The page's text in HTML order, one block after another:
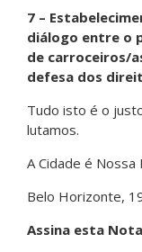
7 –
diálogo entre o
de carroceiros/
defesa dos
Tudo isto é o
lutamos.
A Cidade é Nossa
Belo Horizonte,
Assina esta